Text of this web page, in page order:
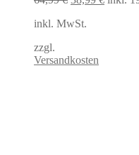
war:
inkl. MwSt.
zzgl.
Versandkosten